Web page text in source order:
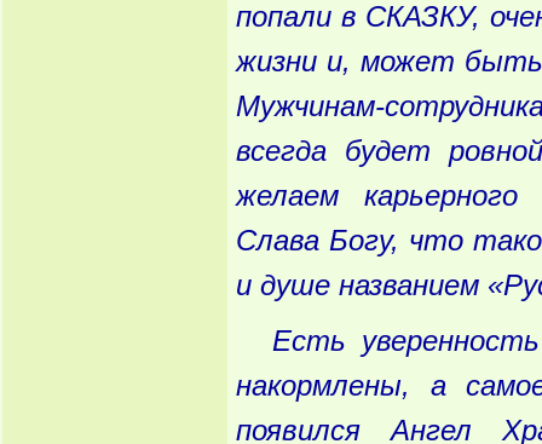
попали в СКАЗКУ,
жизни и, может
Мужчинам-
всегда будет
желаем
Слава Богу, что
и душе названием
Есть
накормлены, а
появился Ангел